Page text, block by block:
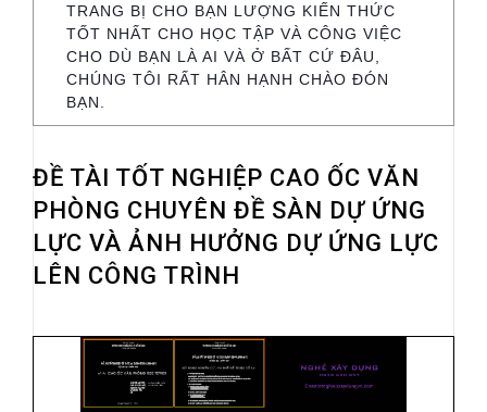
TRANG BỊ CHO BẠN LƯỢNG KIẾN THỨC
TỐT NHẤT CHO HỌC TẬP VÀ CÔNG VIỆC
CHO DÙ BẠN LÀ AI VÀ Ở BẤT CỨ ĐÂU,
CHÚNG TÔI RẤT HÂN HẠNH CHÀO ĐÓN
BẠN.
ĐỀ TÀI TỐT NGHIỆP CAO ỐC VĂN
PHÒNG CHUYÊN ĐỀ SÀN DỰ ỨNG
LỰC VÀ ẢNH HƯỞNG DỰ ỨNG LỰC
LÊN CÔNG TRÌNH